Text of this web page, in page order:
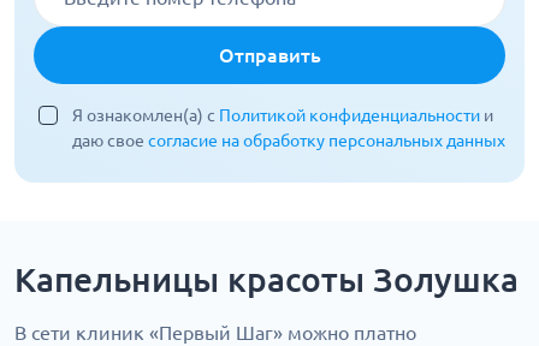
Отправить
Я ознакомлен(а) с Политикой конфиденциальности и
даю свое согласие на обработку персональных данных
Капельницы красоты Золушка
В сети клиник «Первый Шаг» можно платно